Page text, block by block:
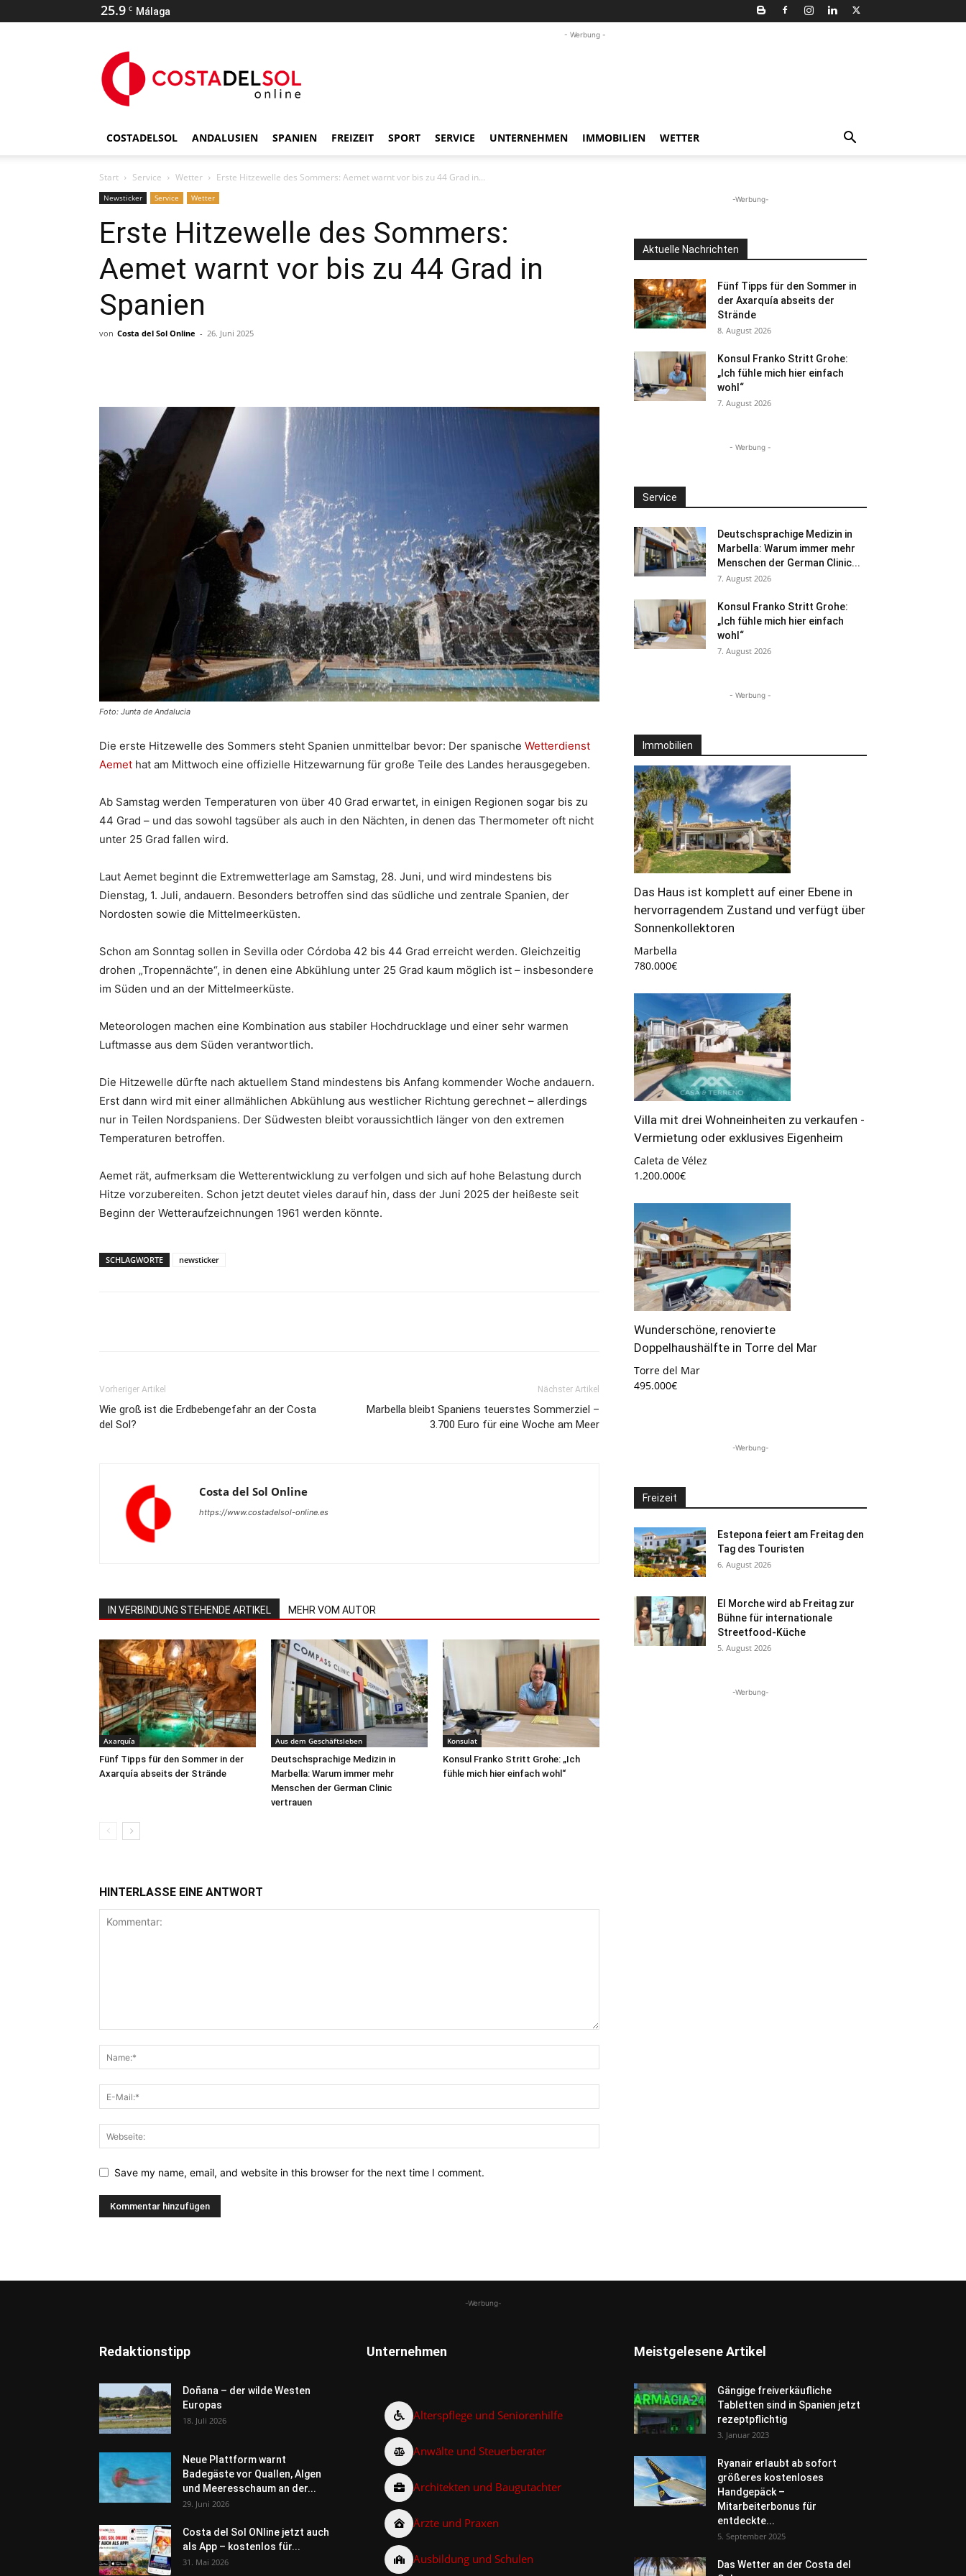
25.9 C Málaga
- Werbung -
COSTADELSOL ANDALUSIEN SPANIEN FREIZEIT SPORT SERVICE UNTERNEHMEN IMMOBILIEN WETTER
Start Service Wetter Erste Hitzewelle des Sommers: Aemet warnt vor bis zu 44 Grad in...
Newsticker Service Wetter
Erste Hitzewelle des Sommers:
Aemet warnt vor bis zu 44 Grad in
Spanien
von Costa del Sol Online - 26. Juni 2025
Foto: Junta de Andalucia
Die erste Hitzewelle des Sommers steht Spanien unmittelbar bevor: Der spanische Wetterdienst
Aemet hat am Mittwoch eine offizielle Hitzewarnung für große Teile des Landes herausgegeben.
Ab Samstag werden Temperaturen von über 40 Grad erwartet, in einigen Regionen sogar bis zu
44 Grad – und das sowohl tagsüber als auch in den Nächten, in denen das Thermometer oft nicht
unter 25 Grad fallen wird.
Laut Aemet beginnt die Extremwetterlage am Samstag, 28. Juni, und wird mindestens bis
Dienstag, 1. Juli, andauern. Besonders betroffen sind das südliche und zentrale Spanien, der
Nordosten sowie die Mittelmeerküsten.
Schon am Sonntag sollen in Sevilla oder Córdoba 42 bis 44 Grad erreicht werden. Gleichzeitig
drohen „Tropennächte“, in denen eine Abkühlung unter 25 Grad kaum möglich ist – insbesondere
im Süden und an der Mittelmeerküste.
Meteorologen machen eine Kombination aus stabiler Hochdrucklage und einer sehr warmen
Luftmasse aus dem Süden verantwortlich.
Die Hitzewelle dürfte nach aktuellem Stand mindestens bis Anfang kommender Woche andauern.
Erst dann wird mit einer allmählichen Abkühlung aus westlicher Richtung gerechnet – allerdings
nur in Teilen Nordspaniens. Der Südwesten bleibt voraussichtlich länger von den extremen
Temperaturen betroffen.
Aemet rät, aufmerksam die Wetterentwicklung zu verfolgen und sich auf hohe Belastung durch
Hitze vorzubereiten. Schon jetzt deutet vieles darauf hin, dass der Juni 2025 der heißeste seit
Beginn der Wetteraufzeichnungen 1961 werden könnte.
SCHLAGWORTE newsticker
Vorheriger Artikel
Wie groß ist die Erdbebengefahr an der Costa
del Sol?
Nächster Artikel
Marbella bleibt Spaniens teuerstes Sommerziel –
3.700 Euro für eine Woche am Meer
Costa del Sol Online
https://www.costadelsol-online.es
IN VERBINDUNG STEHENDE ARTIKEL MEHR VOM AUTOR
Axarquía
Fünf Tipps für den Sommer in der
Axarquía abseits der Strände
Aus dem Geschäftsleben
Deutschsprachige Medizin in
Marbella: Warum immer mehr
Menschen der German Clinic
vertrauen
Konsulat
Konsul Franko Stritt Grohe: „Ich
fühle mich hier einfach wohl“
HINTERLASSE EINE ANTWORT
Save my name, email, and website in this browser for the next time I comment.
-Werbung-
Aktuelle Nachrichten
Fünf Tipps für den Sommer in
der Axarquía abseits der
Strände
8. August 2026
Konsul Franko Stritt Grohe:
„Ich fühle mich hier einfach
wohl“
7. August 2026
- Werbung -
Service
Deutschsprachige Medizin in
Marbella: Warum immer mehr
Menschen der German Clinic...
7. August 2026
Konsul Franko Stritt Grohe:
„Ich fühle mich hier einfach
wohl“
7. August 2026
- Werbung -
Immobilien
Das Haus ist komplett auf einer Ebene in
hervorragendem Zustand und verfügt über
Sonnenkollektoren
Marbella
780.000€
Villa mit drei Wohneinheiten zu verkaufen -
Vermietung oder exklusives Eigenheim
Caleta de Vélez
1.200.000€
Wunderschöne, renovierte
Doppelhaushälfte in Torre del Mar
Torre del Mar
495.000€
-Werbung-
Freizeit
Estepona feiert am Freitag den
Tag des Touristen
6. August 2026
El Morche wird ab Freitag zur
Bühne für internationale
Streetfood-Küche
5. August 2026
-Werbung-
-Werbung-
Redaktionstipp
Doñana – der wilde Westen
Europas
18. Juli 2026
Neue Plattform warnt
Badegäste vor Quallen, Algen
und Meeresschaum an der...
29. Juni 2026
Costa del Sol ONline jetzt auch
als App – kostenlos für...
31. Mai 2026
Unternehmen
Alterspflege und Seniorenhilfe
Anwälte und Steuerberater
Architekten und Baugutachter
Ärzte und Praxen
Ausbildung und Schulen
Meistgelesene Artikel
Gängige freiverkäufliche
Tabletten sind in Spanien jetzt
rezeptpflichtig
3. Januar 2023
Ryanair erlaubt ab sofort
größeres kostenloses
Handgepäck –
Mitarbeiterbonus für
entdeckte...
5. September 2025
Das Wetter an der Costa del